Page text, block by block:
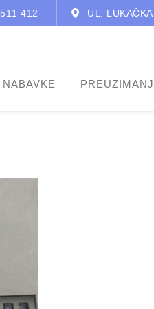
412 UL.